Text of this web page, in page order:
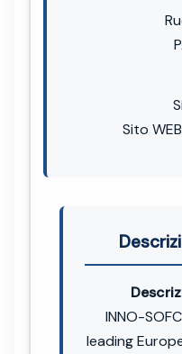
Sito
INNO-
leading